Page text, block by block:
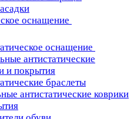
оснащение
оснащение
антистатические
и покрытия
браслеты
антистатические коврики